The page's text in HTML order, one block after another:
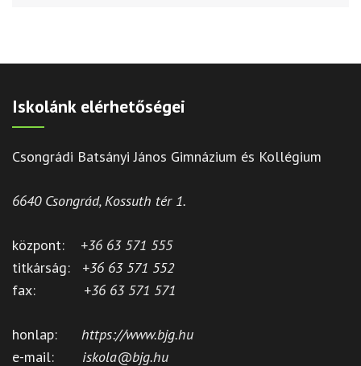
Iskolánk elérhetőségei
Csongrádi Batsányi János Gimnázium és Kollégium
6640 Csongrád, Kossuth tér 1.
központ: +36 63 571 555
titkárság: +36 63 571 552
fax: +36 63 571 571
honlap: https://www.bjg.hu
e-mail: iskola@bjg.hu